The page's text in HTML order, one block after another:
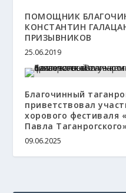
ПОМОЩНИК
КОНСТАНТИН
ПРИЗЫВНИКОВ
25.06.2019
Благочинный
приветствовал
хорового фестиваля
Павла Таганрогского»
09.06.2025